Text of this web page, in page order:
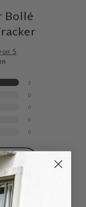
Bollé
5
2
0
0
0
0